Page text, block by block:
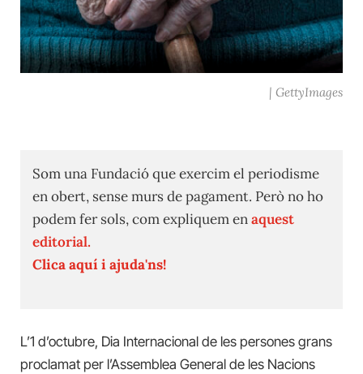
| GettyImages
Som una Fundació que exercim el periodisme
en obert, sense murs de pagament. Però no ho
podem fer sols, com expliquem enaquest
editorial.
Clica aquí i ajuda'ns!
L’1 d’octubre, Dia Internacional de les persones grans
proclamat per l’Assemblea General de les Nacions